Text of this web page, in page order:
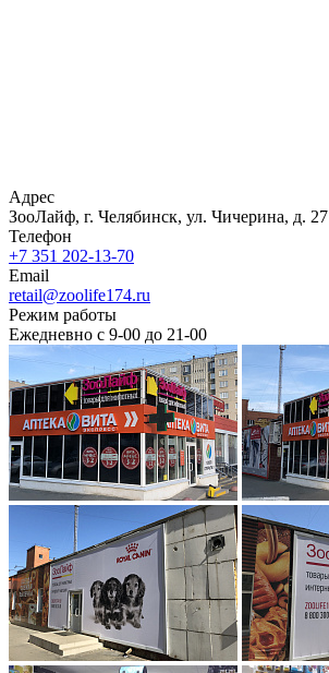
Адрес
ЗооЛайф, г. Челябинск, ул. Чичерина, д. 27
Телефон
+7 351 202-13-70
Email
retail@zoolife174.ru
Режим работы
Ежедневно с 9-00 до 21-00